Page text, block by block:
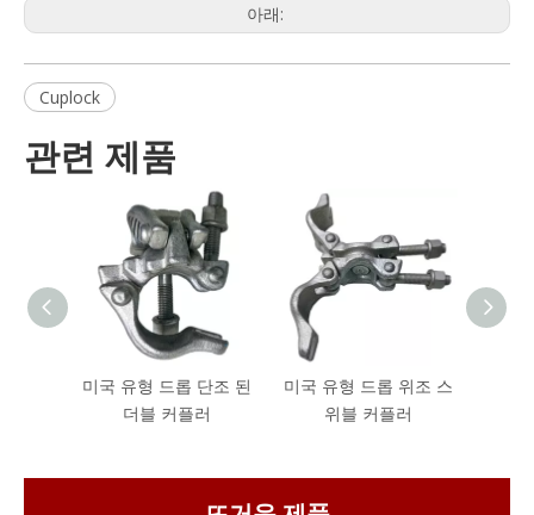
아래:
Cuplock
관련 제품
미국 유형 드롭 단조 된
더블 커플러
미국 유형 드롭 위조 스
위블 커플러